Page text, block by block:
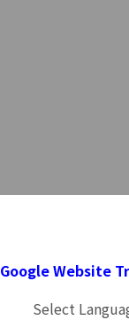
Google Website
Select